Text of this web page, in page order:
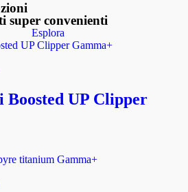
super convenienti
Esplora
Boosted UP Clipper